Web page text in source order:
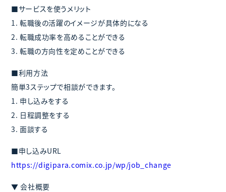
■サービスを使うメリット
1. 転職後の活躍のイメージが具体的になる
2. 転職成功率を高めることができる
3. 転職の方向性を定めことができる
■利用方法
簡単3ステップで相談ができます。
1. 申し込みをする
2. 日程調整をする
3. 面談する
■申し込みURL
https://digipara.comix.co.jp/wp/job_change
▼ 会社概要